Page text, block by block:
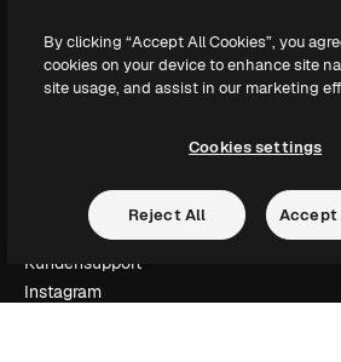
Veranstaltungen
Slidesgo
Kontakt aufnehmen
Kundensupport
Instagram
By clicking “Accept All Cookies”, you
cookies on your device to enhance site
site usage, and assist in our marketing
Cookies settings
Reject All Accept